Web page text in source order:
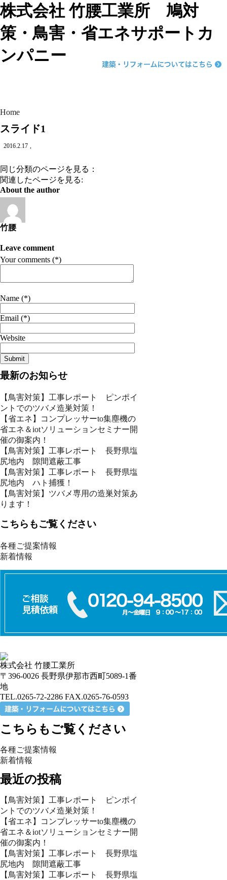
株式会社 竹腰工業所 鳩対
策・鳥害・省エネサポートカ
ンパニー
Home
スライド1
2016.2.17 ,
同じ分類のページを見る：
関連したページを見る:
About the author
竹腰
Leave comment
Your comments (*)
Name (*)
Email (*)
Website
最新のお知らせ
【鳥害対策】工事レポート ピンポイ
ントでのツバメ造巣対策！
【省エネ】コンプレッサーto集塵機の
省エネ＆iotソリューションセミナー開
催の御案内！
【鳥害対策】工事レポート 長野県塩
尻地内 隙間遮蔽工事
【鳥害対策】工事レポート 長野県塩
尻地内 ハト捕獲！
【鳥害対策】ツバメ専用の造巣対策あ
ります！
こちらもご覧ください
各種ご提案情報
新着情報
株式会社 竹腰工業所
〒396-0026 長野県伊那市西町5089-1番
地
TEL.0265-72-2286 FAX.0265-76-0593
こちらもご覧ください
各種ご提案情報
新着情報
最近の投稿
【鳥害対策】工事レポート ピンポイ
ントでのツバメ造巣対策！
【省エネ】コンプレッサーto集塵機の
省エネ＆iotソリューションセミナー開
催の御案内！
【鳥害対策】工事レポート 長野県塩
尻地内 隙間遮蔽工事
【鳥害対策】工事レポート 長野県塩